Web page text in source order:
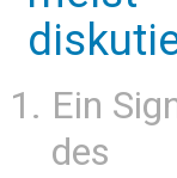
Ein
des